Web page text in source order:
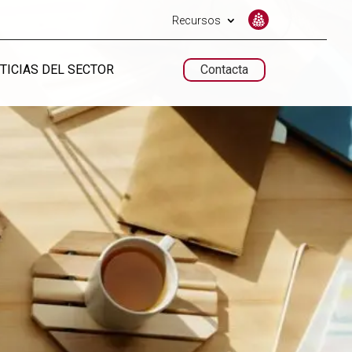
Recursos
DEL SECTOR Contacta